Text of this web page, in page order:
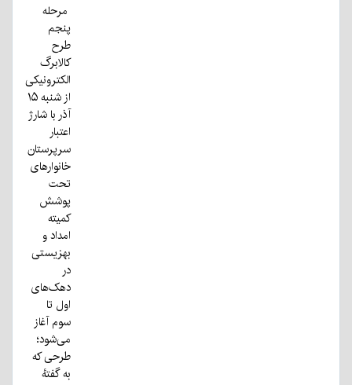
مرحله
پنجم
طرح
کالابرگ
الکترونیکی
از شنبه ۱۵
آذر با شارژ
اعتبار
سرپرستان
خانوارهای
تحت
پوشش
کمیته
امداد و
بهزیستی
در
دهک‌های
اول تا
سوم آغاز
می‌شود؛
طرحی که
به گفتهٔ